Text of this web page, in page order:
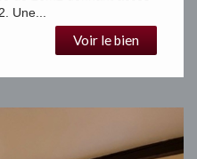
Une...
Voir le bien